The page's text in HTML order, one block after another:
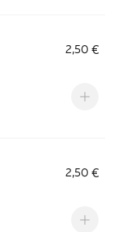
2,50 €
2,50 €